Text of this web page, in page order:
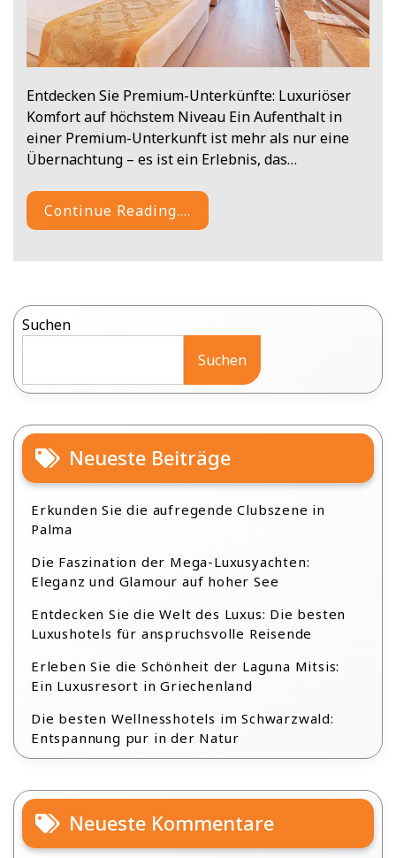
Entdecken Sie Premium-Unterkünfte: Luxuriöser
Komfort auf höchstem Niveau Ein Aufenthalt in
einer Premium-Unterkunft ist mehr als nur eine
Übernachtung – es ist ein Erlebnis, das…
Continue Reading....
Suchen
Suchen
Neueste Beiträge
Erkunden Sie die aufregende Clubszene in
Palma
Die Faszination der Mega-Luxusyachten:
Eleganz und Glamour auf hoher See
Entdecken Sie die Welt des Luxus: Die besten
Luxushotels für anspruchsvolle Reisende
Erleben Sie die Schönheit der Laguna Mitsis:
Ein Luxusresort in Griechenland
Die besten Wellnesshotels im Schwarzwald:
Entspannung pur in der Natur
Neueste Kommentare